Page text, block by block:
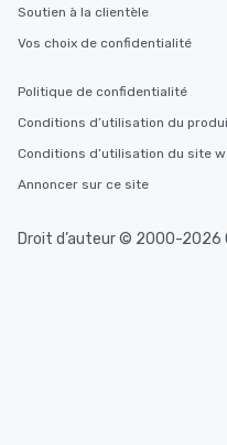
Soutien à la clientèle
Vos choix de confidentialité
Politique de confidentialité
Conditions d’utilisation du
Conditions d’utilisation du site
Annoncer sur ce site
Droit d’auteur © 2000-2026